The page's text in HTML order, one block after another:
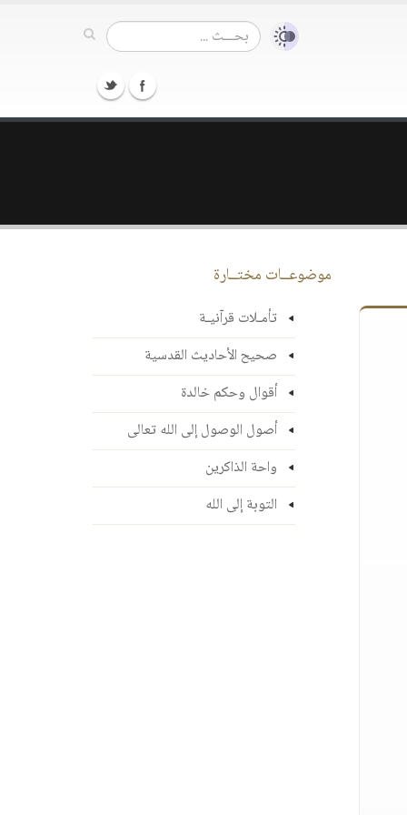
موضوعــات مختــارة
تأمـلات قرآنيـة
صحيح الأحاديث القدسية
أقوال وحكم خالدة
أصول الوصول إلى الله تعالى
واحة الذاكرين
التوبة إلى الله